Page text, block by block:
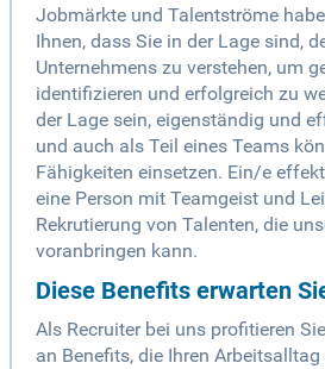
Jobmärkte und Talentströme
Ihnen, dass Sie in der Lage sind,
Unternehmens zu verstehen, um
identifizieren und erfolgreich zu
der Lage sein, eigenständig und
und auch als Teil eines Teams
Fähigkeiten einsetzen. Ein/e
eine Person mit Teamgeist und
Rekrutierung von Talenten, die
voranbringen kann.
Diese Benefits erwarten
Als Recruiter bei uns profitieren
an Benefits, die Ihren